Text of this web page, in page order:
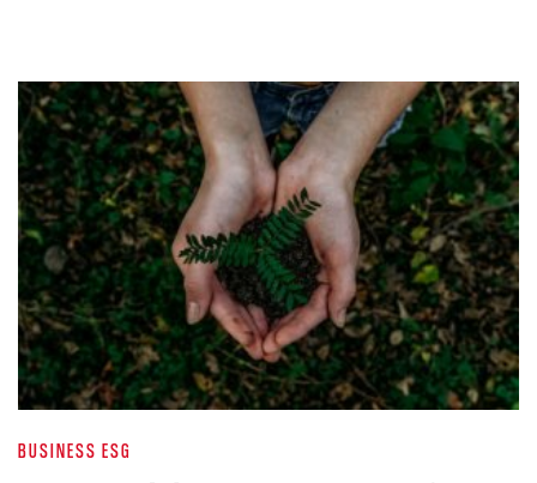
BUSINESS ESG